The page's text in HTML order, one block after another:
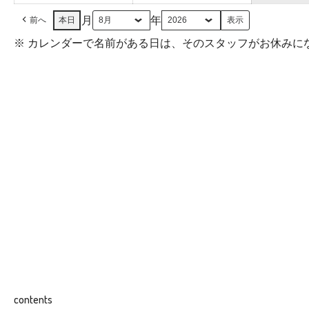
日
日
前へ
本日 月
年
※ カレンダーで名前がある日は、そのスタッフがお休みに
contents